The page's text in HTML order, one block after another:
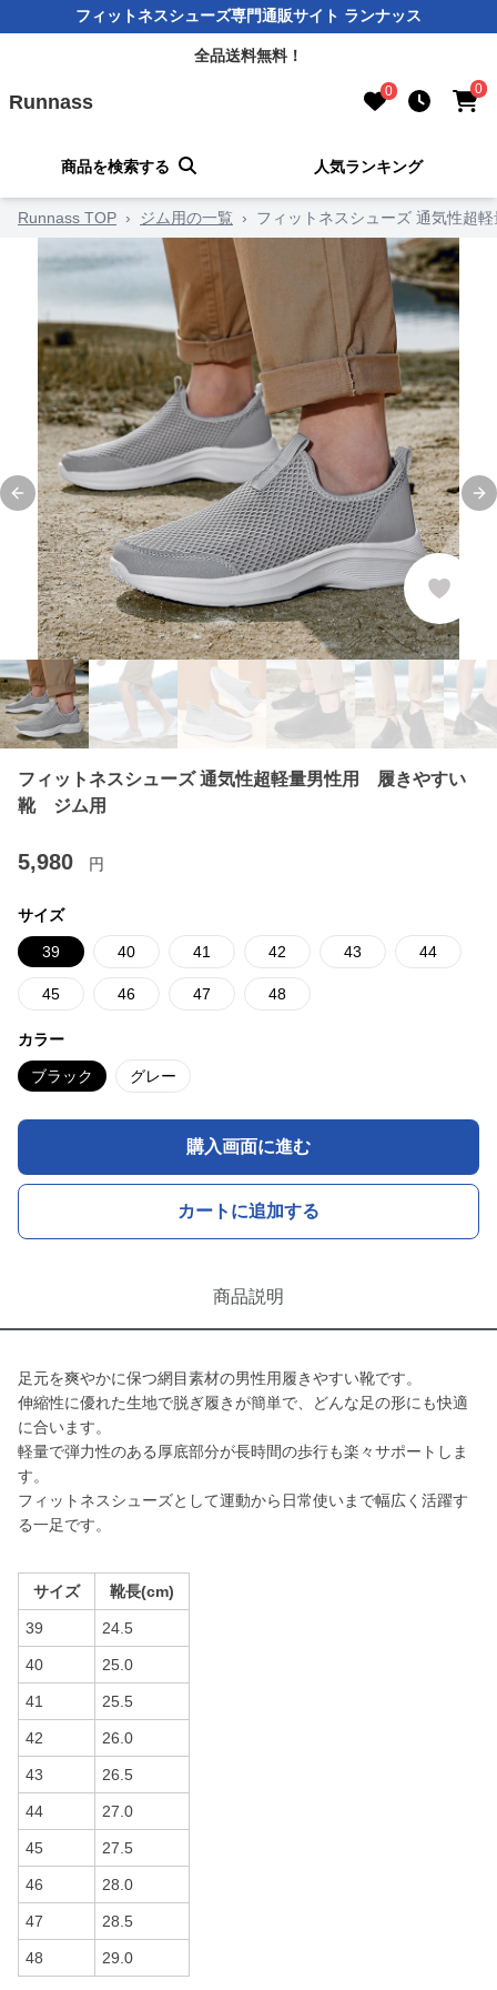
フィットネスシューズ専門通販サイト ランナッス
全品送料無料！
Runnass 0 0
商品を検索する 人気ランキング
Runnass TOP › ジム用の一覧 › フィットネスシューズ 通気性
Previous slide
フィットネスシューズ 通気性超軽量男性用 履きやすい
靴 ジム用
5,980 円
サイズ
39 40 41 42 43 44
45 46 47 48
カラー
ブラック グレー
購入画面に進む
カートに追加する
商品説明
足元を爽やかに保つ網目素材の男性用履きやすい靴です。
伸縮性に優れた生地で脱ぎ履きが簡単で、どんな足の形にも快適
に合います。
軽量で弾力性のある厚底部分が長時間の歩行も楽々サポートしま
す。
フィットネスシューズとして運動から日常使いまで幅広く活躍す
る一足です。
サイズ 靴長(cm)
39 24.5
40 25.0
41 25.5
42 26.0
43 26.5
44 27.0
45 27.5
46 28.0
47 28.5
48 29.0